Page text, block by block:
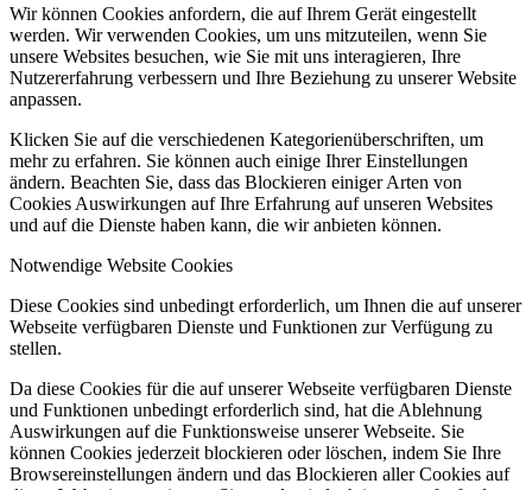
Wir können Cookies anfordern, die auf Ihrem Gerät eingestellt
werden. Wir verwenden Cookies, um uns mitzuteilen, wenn Sie
unsere Websites besuchen, wie Sie mit uns interagieren, Ihre
Nutzererfahrung verbessern und Ihre Beziehung zu unserer Website
anpassen.
Klicken Sie auf die verschiedenen Kategorienüberschriften, um
mehr zu erfahren. Sie können auch einige Ihrer Einstellungen
ändern. Beachten Sie, dass das Blockieren einiger Arten von
Cookies Auswirkungen auf Ihre Erfahrung auf unseren Websites
und auf die Dienste haben kann, die wir anbieten können.
Notwendige Website Cookies
Diese Cookies sind unbedingt erforderlich, um Ihnen die auf unserer
Webseite verfügbaren Dienste und Funktionen zur Verfügung zu
stellen.
Da diese Cookies für die auf unserer Webseite verfügbaren Dienste
und Funktionen unbedingt erforderlich sind, hat die Ablehnung
Auswirkungen auf die Funktionsweise unserer Webseite. Sie
können Cookies jederzeit blockieren oder löschen, indem Sie Ihre
Browsereinstellungen ändern und das Blockieren aller Cookies auf